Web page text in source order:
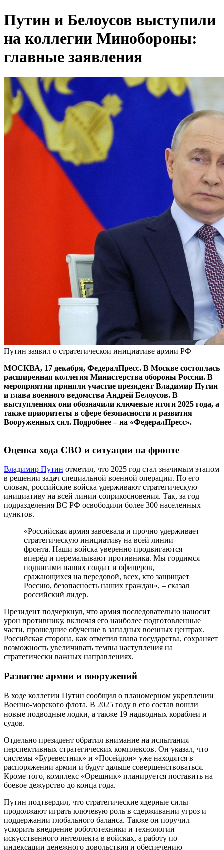
Путин и Белоусов выступили
на коллегии Минобороны:
главные заявления
Путин заявил о стратегическои инициативе армии РФ
МОСКВА, 17 декабря, ФедералПресс. В Москве состоялась
расширенная коллегия Министерства обороны России. В
мероприятии приняли участие президент Владимир Путин
и глава военного ведомства Андрей Белоусов. В
выступлениях они обозначили ключевые итоги 2025 года, а
также приоритеты в сфере безопасности и развития
Вооруженных сил. Подробнее – на «ФедералПресс».
Оценка хода СВО и ситуации на фронте
Владимир Путин отметил, что 2025 год стал значимым этапом
в решении задач специальной военной операции. По его
словам, российские войска удерживают стратегическую
инициативу на всей линии соприкосновения. Так, за год
подразделения ВС РФ освободили более 300 населенных
пунктов.
«Российская армия завоевала и прочно удерживает
стратегическую инициативу на всей линии
фронта. Наши войска уверенно продвигаются
вперёд и перемалывают противника. Мы гордимся
подвигами наших солдат и офицеров,
сражающихся на передовой, всех, кто защищает
Россию, безопасность наших граждан», – сказал
российский лидер.
Президент подчеркнул, что армия последовательно наносит
урон противнику, включая его наиболее подготовленные
части, прошедшие обучение в западных военных центрах.
Российская сторона, как отметил глава государства, сохраняет
возможность увеличивать темпы наступления на
стратегически важных направлениях.
Развитие армии и вооружений
В ходе коллегии Путин сообщил о планомерном укреплении
Военно-морского флота. В 2025 году в его состав вошли
новые подводные лодки, а также 19 надводных кораблеи и
судов.
Отдельно президент обратил внимание на испытания
перспективных стратегических комплексов. Он указал, что
системы «Буревестник» и «Посейдон» уже находятся в
распоряжении армии и будут дальше совершенствоваться.
Кроме того, комплекс «Орешник» планируется поставить на
боевое дежурство до конца года.
Путин подтвердил, что стратегические ядерные силы
продолжают играть ключевую роль в сдерживании угроз и
поддержании глобального баланса. Также он поручил
ускорить внедрение робототехники и технологии
искусственного интеллекта в войсках, а работу по
индексации денежного довольствия и обеспечению